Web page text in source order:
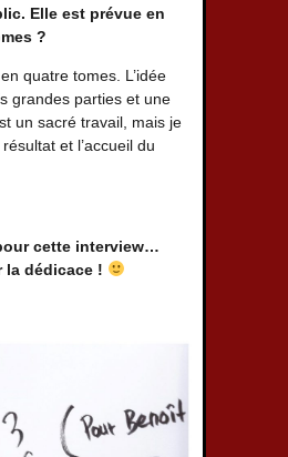
Elle est prévue en
?
quatre tomes. L’idée
grandes parties et une
un sacré travail, mais je
et l’accueil du
cette interview…
la dédicace !